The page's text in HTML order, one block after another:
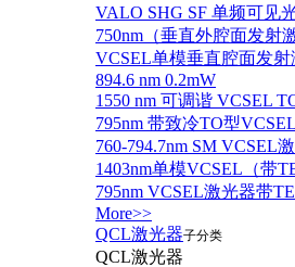
VALO SHG SF 单频可见
750nm（垂直外腔面发射
VCSEL单模垂直腔面发
894.6 nm 0.2mW
1550 nm 可调谐 VCSEL
795nm 带致冷TO型
760-794.7nm SM VCSEL
1403nm单模VCSEL（带
795nm VCSEL激光器带
More>>
QCL激光器子分类
QCL激光器